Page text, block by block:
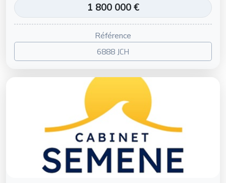
1 800 000 €
Référence
6888 JCH